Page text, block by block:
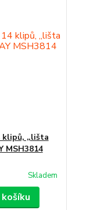
klipů, „lišta
MSH3814
Skladem